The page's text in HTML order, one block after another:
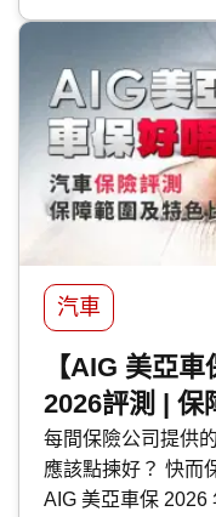
為大家逐一剖析富
汽車
【AIG 美亞
2026評測 | 保
每間保險公司提供
應該點揀好？ 快而
AIG 美亞車保 2026